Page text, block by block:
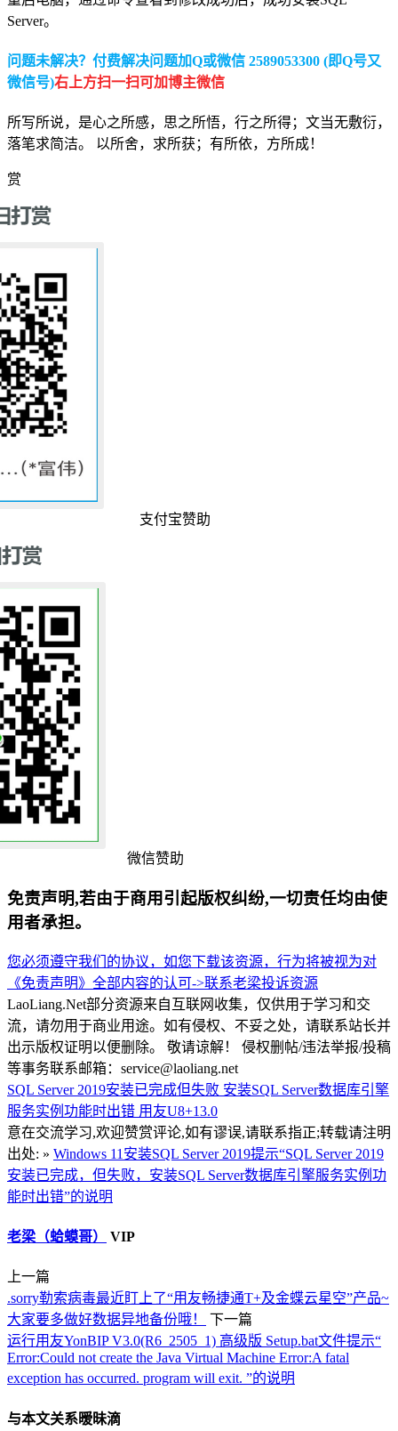
Server。
问题未解决？付费解决问题加Q或微信 2589053300 (即Q号又
微信号)右上方扫一扫可加博主微信
所写所说，是心之所感，思之所悟，行之所得；文当无敷衍，
落笔求简洁。 以所舍，求所获；有所依，方所成！
赏
支付宝赞助
微信赞助
免责声明,若由于商用引起版权纠纷,一切责任均由使
用者承担。
您必须遵守我们的协议，如您下载该资源，行为将被视为对
《免责声明》全部内容的认可->联系老梁投诉资源
LaoLiang.Net部分资源来自互联网收集，仅供用于学习和交
流，请勿用于商业用途。如有侵权、不妥之处，请联系站长并
出示版权证明以便删除。 敬请谅解！ 侵权删帖/违法举报/投稿
等事务联系邮箱：service@laoliang.net
SQL Server 2019安装已完成但失败 安装SQL Server数据库引擎
服务实例功能时出错 用友U8+13.0
意在交流学习,欢迎赞赏评论,如有谬误,请联系指正;转载请注明
出处: » Windows 11安装SQL Server 2019提示“SQL Server 2019
安装已完成，但失败，安装SQL Server数据库引擎服务实例功
能时出错”的说明
老梁（蛤蟆哥） VIP
上一篇
.sorry勒索病毒最近盯上了“用友畅捷通T+及金蝶云星空”产品~
大家要多做好数据异地备份哦！
下一篇
运行用友YonBIP V3.0(R6_2505_1) 高级版 Setup.bat文件提示“
Error:Could not create the Java Virtual Machine Error:A fatal
exception has occurred. program will exit. ”的说明
与本文关系暧昧滴